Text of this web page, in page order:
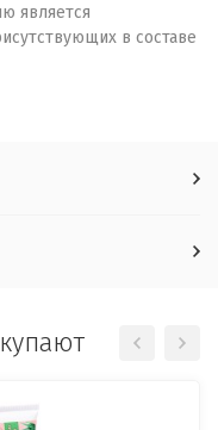
является
в составе